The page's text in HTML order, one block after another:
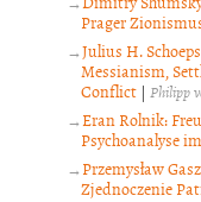
Prager
Julius H.
Messianism,
Conflict | Philipp
Eran Rolnik:
Psychoanalyse
Przemysław
Zjednoczenie